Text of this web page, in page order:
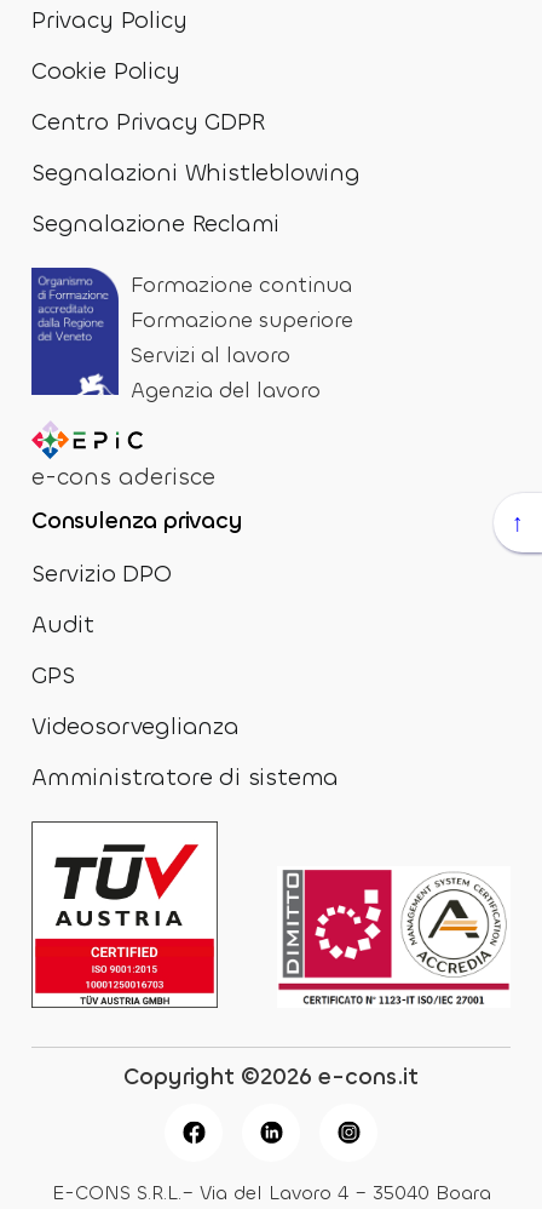
↑
Privacy Policy
Cookie Policy
Centro Privacy GDPR
Segnalazioni Whistleblowing
Segnalazione Reclami
Formazione continua
Formazione superiore
Servizi al lavoro
Agenzia del lavoro
e-cons aderisce
Consulenza privacy
Servizio DPO
Audit
GPS
Videosorveglianza
Amministratore di sistema
Copyright ©2026 e-cons.it
E-CONS S.R.L.– Via del Lavoro 4 – 35040 Boara